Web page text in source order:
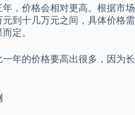
，价格会相对更高。根据市场
到十几万元之间，具体价格需
定。
年的价格要高出很多，因为长